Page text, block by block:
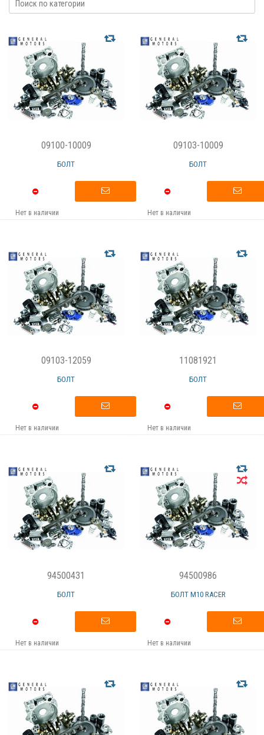
09100-10009
БОЛТ
Нет в наличии
09103-10009
БОЛТ
Нет в наличии
09103-12059
БОЛТ
Нет в наличии
11081921
БОЛТ
Нет в наличии
94500431
БОЛТ
Нет в наличии
94500986
БОЛТ M10 RACER
Нет в наличии